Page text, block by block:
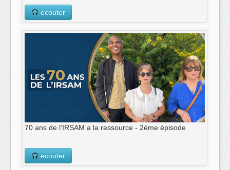
ecouter
70 ans de l'IRSAM a la ressource - 2éme épisode
ecouter